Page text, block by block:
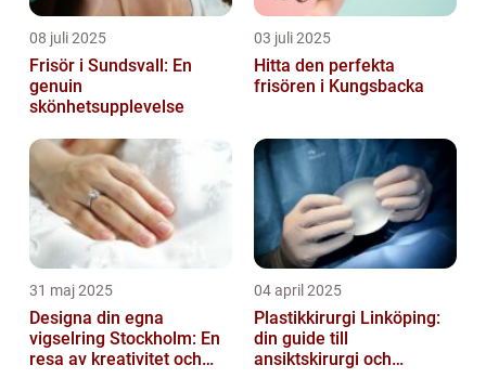
08 juli 2025
Frisör i Sundsvall: En
genuin
skönhetsupplevelse
03 juli 2025
Hitta den perfekta
frisören i Kungsbacka
31 maj 2025
Designa din egna
vigselring Stockholm: En
resa av kreativitet och
04 april 2025
Plastikkirurgi Linköping:
din guide till
ansiktskirurgi och